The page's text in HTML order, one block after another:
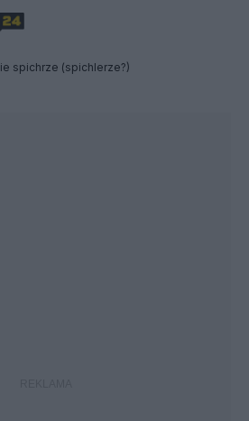
spichrze (spichlerze?)